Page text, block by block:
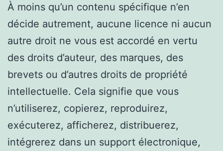
À moins qu’un contenu spécifique n’en
décide autrement, aucune licence ni aucun
autre droit ne vous est accordé en vertu
des droits d’auteur, des marques, des
brevets ou d’autres droits de propriété
intellectuelle. Cela signifie que vous
n’utiliserez, copierez, reproduirez,
exécuterez, afficherez, distribuerez,
intégrerez dans un support électronique,